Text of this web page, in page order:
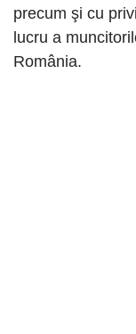
precum şi cu
lucru a
România.